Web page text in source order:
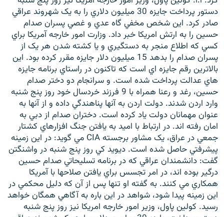
دستور پرداخت جايزه 30 ميليون دلاري را به يک شهروند عراقي
صادر کرد. اين شخص مخفي گاه عدي و غصي پسران صدام
حسين را به ارتش امريکا خبر داد. وزارت امور خارجه آمريکا براي
کسي که اطلاع منجر به دستگيري و يا کشته شدن هر يک از
پسران صدام را بدهد 15 ميليون دلار جايزه مقرر کرده بود. اين
بالاترين رقم جايزه اي است که تاکنون در راستاي برنامه جايزه
هاي عدالت پرداخت شده است. و سرانجام دو دختر صدام
حسين، رغد و رعنا همراه با 9 فرزند خردسال خود روز پنج شنبه
وارد اردن شدند. دولت اردن به آنها پناهندگي داده و از آنها به
عنوان مهمانان دولت ياد کرده است. دختران صدام از دبي به
امان رفته اند. در ارتباط با اميد به يافتن جنگ افزارهاي کشتار
جمعي در عراق، يک مشاور برجسته CIA مي گويد: در اين زمينه
پيشرفتي حاصل شده است. ديويد کي روز پنج شنبه در واشنگتن
گفت: دانشمندان عراقي که در برنامه تسليحاتي صدام حسين
درگير بوده اند، در امر تجسس براي يافتن صلاحها با آمريکا
همکاري مي کنند. به گفته او تنها پس از آن که دليل محکمي در
اين زمينه پيدا شود، شواهد در اين باره به آگاهي همگان خواهد
رسيد. کولين پاول، وزير امور خارجه امريکا نيز روز پنج شنبه